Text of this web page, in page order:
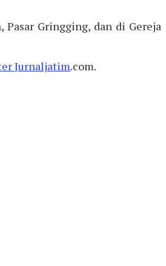
Pasar Gringging, dan di Gereja
Jurnaljatim.com.